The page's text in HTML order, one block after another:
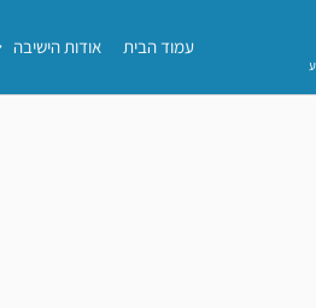
עמוד הבית אודות הישיבה